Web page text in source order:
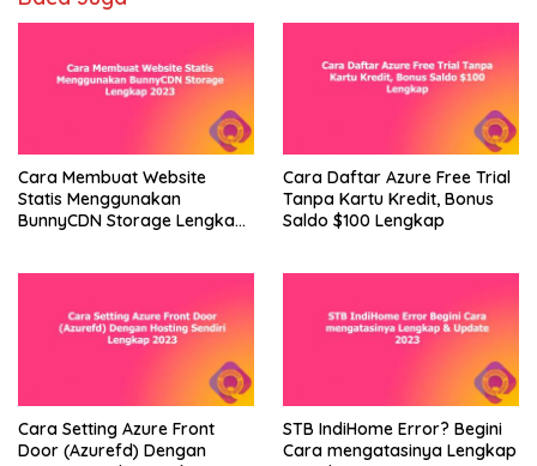
Cara Membuat Website
Statis Menggunakan
BunnyCDN Storage Lengkap
Cara Daftar Azure Free Trial
Tanpa Kartu Kredit, Bonus
Saldo $100 Lengkap
Cara Setting Azure Front
Door (Azurefd) Dengan
STB IndiHome Error? Begini
Cara mengatasinya Lengkap